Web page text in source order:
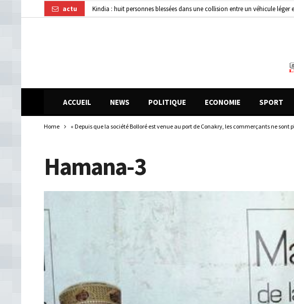
actu Kindia : huit personnes blessées dans une collision entre un véhicule léger
Guinée : 11 présumés membres d’un réseau de vol de motos présentés, 12
ACCUEIL NEWS POLITIQUE ECONOMIE SPORT
Home « Depuis que la société Bolloré est venue au port de Conakry, les commerçants ne
Hamana-3